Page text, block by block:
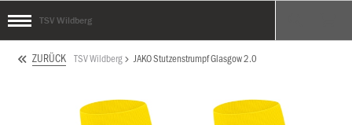
TSV Wildberg
ZURÜCK TSV Wildberg JAKO Stutzenstrumpf Glasgow 2.0